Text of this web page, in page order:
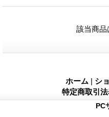
該当商品
ホーム | シ
特定商取引
PC